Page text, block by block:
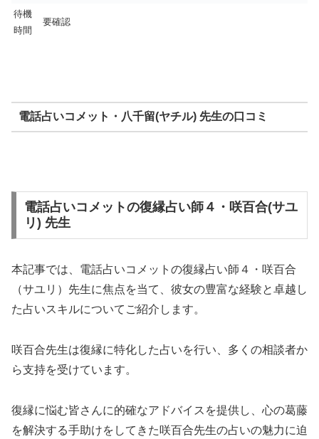
待機
時間
要確認
電話占いコメット・八千留(ヤチル) 先生の口コミ
電話占いコメットの復縁占い師４・咲百合(サユ
リ) 先生
本記事では、電話占いコメットの復縁占い師４・咲百合
（サユリ）先生に焦点を当て、彼女の豊富な経験と卓越し
た占いスキルについてご紹介します。
咲百合先生は復縁に特化した占いを行い、多くの相談者か
ら支持を受けています。
復縁に悩む皆さんに的確なアドバイスを提供し、心の葛藤
を解決する手助けをしてきた咲百合先生の占いの魅力に迫